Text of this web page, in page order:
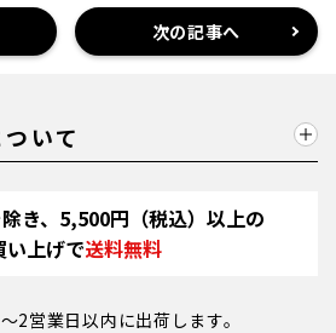
次の記事へ
いて
き、5,500円（税込）以上の
い上げで送料無料
2営業日以内に出荷します。